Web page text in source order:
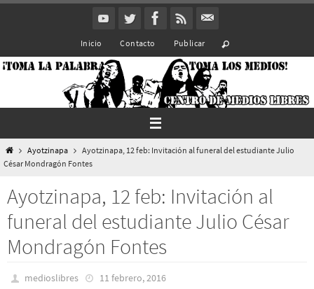
Inicio Contacto Publicar
InicioAyotzinapa
Ayotzinapa, 12 feb: Invitación al funeral del estudiante Julio
César Mondragón Fontes
Ayotzinapa, 12 feb: Invitación al
funeral del estudiante Julio César
Mondragón Fontes
medioslibres
11 febrero, 2016